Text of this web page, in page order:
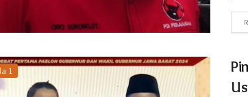
1